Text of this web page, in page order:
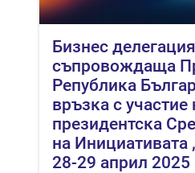
Бизнес
съпровождаща
Република
връзка с участие
президентска
на Инициативата
28-29 април 2025